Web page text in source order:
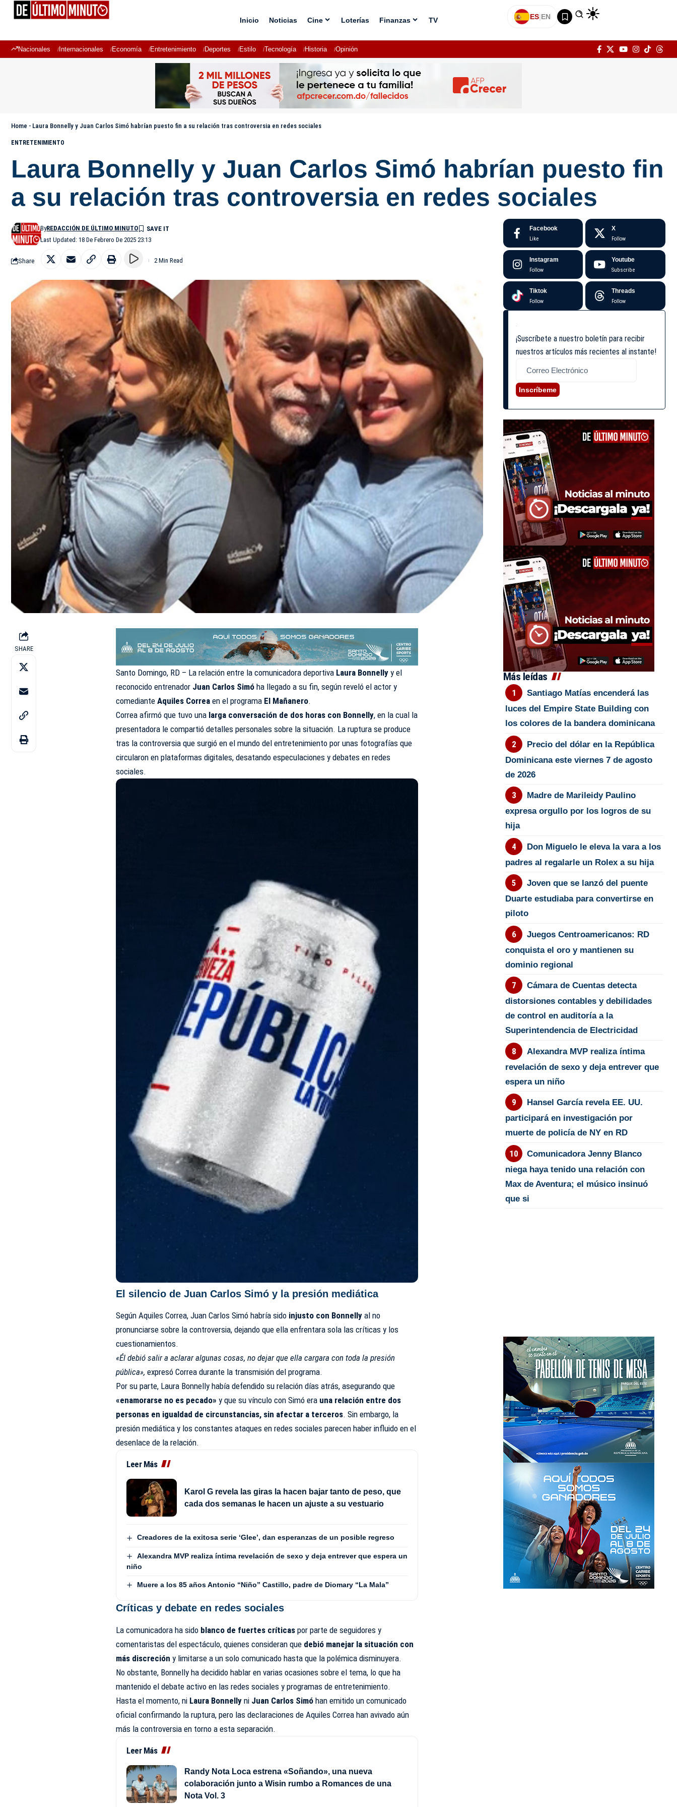
Inicio Noticias Cine Loterías Finanzas TV ES|EN
Nacionales Internacionales Economía Entretenimiento Deportes Estilo Tecnología Historia Opinión
Home - Laura Bonnelly y Juan Carlos Simó habrían puesto fin a su relación tras controversia en redes sociales
ENTRETENIMIENTO
Laura Bonnelly y Juan Carlos Simó habrían puesto fin
a su relación tras controversia en redes sociales
Last Updated: 18 De Febrero De 2025 23:13
ByREDACCIÓN DE ÚLTIMO MINUTO
Share 2 Min Read
SHARE
Santo Domingo, RD – La relación entre la comunicadora deportiva Laura Bonnelly y el
reconocido entrenador Juan Carlos Simó ha llegado a su fin, según reveló el actor y
comedianteAquiles Correa en el programa El Mañanero.
Correa afirmó que tuvo una larga conversación de dos horas con Bonnelly, en la cual la
presentadora le compartió detalles personales sobre la situación. La ruptura se produce
tras la controversia que surgió en el mundo del entretenimiento por unas fotografías que
circularon en plataformas digitales, desatando especulaciones y debates en redes
sociales.
El silencio de Juan Carlos Simó y la presión mediática
Según Aquiles Correa, Juan Carlos Simó habría sido injusto con Bonnelly al no
pronunciarse sobre la controversia, dejando que ella enfrentara sola las críticas y los
cuestionamientos.
«Él debió salir a aclarar algunas cosas, no dejar que ella cargara con toda la presión
pública», expresó Correa durante la transmisión del programa.
Por su parte, Laura Bonnelly había defendido su relación días atrás, asegurando que
«enamorarse no es pecado» y que su vínculo con Simó era una relación entre dos
personas en igualdad de circunstancias, sin afectar a terceros. Sin embargo, la
presión mediática y los constantes ataques en redes sociales parecen haber influido en el
desenlace de la relación.
Leer Más
Karol G revela las giras la hacen bajar tanto de peso, que
cada dos semanas le hacen un ajuste a su vestuario
Creadores de la exitosa serie ‘Glee’, dan esperanzas de un posible regreso
Alexandra MVP realiza íntima revelación de sexo y deja entrever que espera un
niño
Muere a los 85 años Antonio “Niño” Castillo, padre de Diomary “La Mala”
Críticas y debate en redes sociales
La comunicadora ha sido blanco de fuertes críticas por parte de seguidores y
comentaristas del espectáculo, quienes consideran que debió manejar la situación con
más discreción y limitarse a un solo comunicado hasta que la polémica disminuyera.
No obstante, Bonnelly ha decidido hablar en varias ocasiones sobre el tema, lo que ha
mantenido el debate activo en las redes sociales y programas de entretenimiento.
Hasta el momento, ni Laura Bonnelly ni Juan Carlos Simó han emitido un comunicado
oficial confirmando la ruptura, pero las declaraciones de Aquiles Correa han avivado aún
más la controversia en torno a esta separación.
Leer Más
Randy Nota Loca estrena «Soñando», una nueva
colaboración junto a Wisin rumbo a Romances de una
Nota Vol. 3
Facebook
Like
X
Follow
Instagram
Follow
Youtube
Subscribe
Tiktok
Follow
Threads
Follow
¡Suscríbete a nuestro boletín para recibir
nuestros artículos más recientes al instante!
Inscríbeme
Más leídas
Santiago Matías encenderá las
luces del Empire State Building con
los colores de la bandera dominicana
Precio del dólar en la República
Dominicana este viernes 7 de agosto
de 2026
Madre de Marileidy Paulino
expresa orgullo por los logros de su
hija
Don Miguelo le eleva la vara a los
padres al regalarle un Rolex a su hija
Joven que se lanzó del puente
Duarte estudiaba para convertirse en
piloto
Juegos Centroamericanos: RD
conquista el oro y mantienen su
dominio regional
Cámara de Cuentas detecta
distorsiones contables y debilidades
de control en auditoría a la
Superintendencia de Electricidad
Alexandra MVP realiza íntima
revelación de sexo y deja entrever que
espera un niño
Hansel García revela EE. UU.
participará en investigación por
muerte de policía de NY en RD
Comunicadora Jenny Blanco
niega haya tenido una relación con
Max de Aventura; el músico insinuó
que si